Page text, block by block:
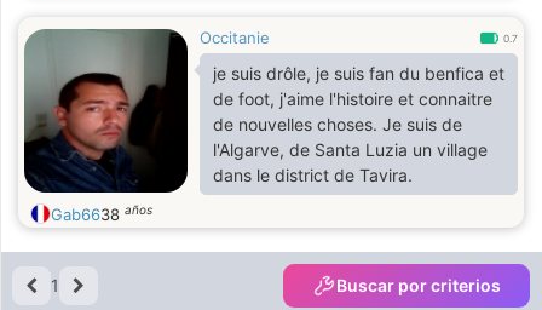
Occitanie 0.7
je suis drôle, je suis fan du benfica et
de foot, j'aime l'histoire et connaitre
de nouvelles choses. Je suis de
l'Algarve, de Santa Luzia un village
dans le district de Tavira.
Gab6638 años
1 Buscar por criterios